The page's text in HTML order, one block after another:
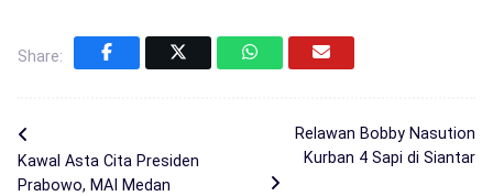
Share:
Kawal Asta Cita Presiden
Prabowo, MAI Medan
Relawan Bobby Nasution
Kurban 4 Sapi di Siantar